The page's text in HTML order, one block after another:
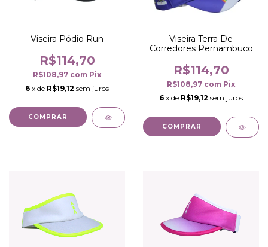
Viseira Pódio Run
R$114,70
R$108,97 com Pix
6 x de R$19,12 sem juros
COMPRAR
Viseira Terra De
Corredores Pernambuco
R$114,70
R$108,97 com Pix
6 x de R$19,12 sem juros
COMPRAR